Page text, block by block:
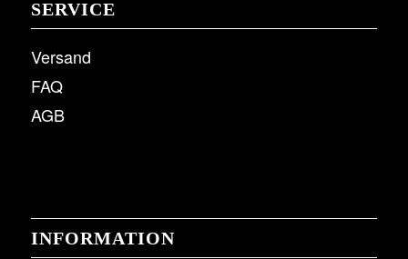
SERVICE
Versand
FAQ
AGB
INFORMATION